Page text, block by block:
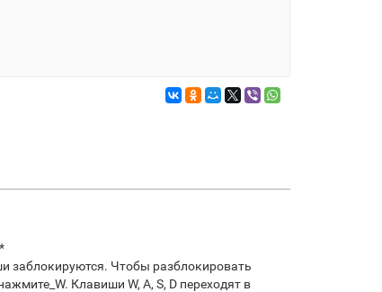
заблокируются. Чтобы разблокировать
Клавиши W, A, S, D переходят в